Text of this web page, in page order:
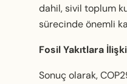
dahil, sivil toplum
sürecinde önemli
Fosil Yakıtlara
Sonuç olarak,